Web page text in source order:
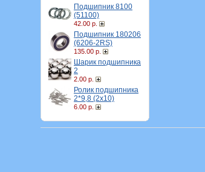
Подшипник 8100
(51100)
42.00 р.
Подшипник 180206
(6206-2RS)
135.00 р.
Шарик подшипника
2
2.00 р.
Ролик подшипника
2*9,8 (2х10)
6.00 р.